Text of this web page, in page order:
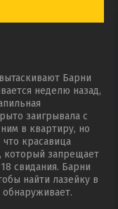
Барни
неделю назад,
заигрывала с
в квартиру, но
красавица
который запрещает
свидания. Барни
найти лазейку в
обнаруживает.